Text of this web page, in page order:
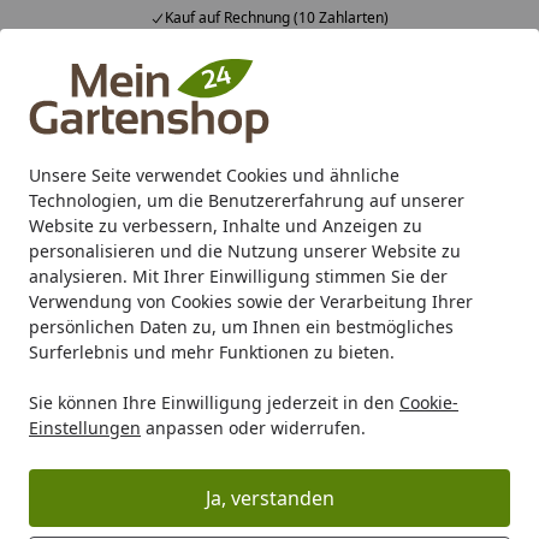
Unsere Seite verwendet Cookies und ähnliche
Technologien, um die Benutzererfahrung auf unserer
Website zu verbessern, Inhalte und Anzeigen zu
personalisieren und die Nutzung unserer Website zu
analysieren. Mit Ihrer Einwilligung stimmen Sie der
Verwendung von Cookies sowie der Verarbeitung Ihrer
persönlichen Daten zu, um Ihnen ein bestmögliches
Surferlebnis und mehr Funktionen zu bieten.
Sie können Ihre Einwilligung jederzeit in den Cookie-
Einstellungen anpassen oder widerrufen.
Ja, verstanden
Kauf auf Rechnung (10 Zahlarten)
Alle Produkte
Mein Konto
Suchen
Karibu Pools inkl. gratis Sandfilteranlage & Pool-
Starterset (Gesamtwert bis 468,99€)
Startseite
Gartenhaus Pavillon / Laube Viereck Pavillon
Sparset inkl. Schindeln